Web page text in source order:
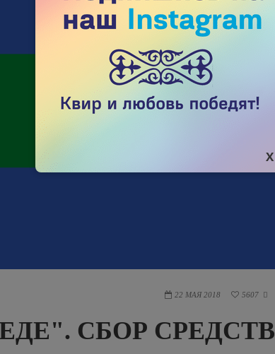
22 МАЯ 2018 5607 
СБОР СРЕДСТВ